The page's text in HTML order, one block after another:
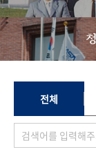
사진 아카이브
50+1 주년 기념
성과 50선 숫자
세계와 함께 한
VR 역사관
전체